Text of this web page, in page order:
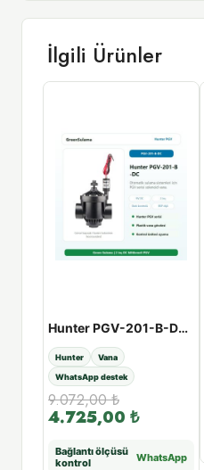
İlgili Ürünler
Hunter PGV-201-B-DC 9V Solenoid Vana
Hunter
Vana
WhatsApp destek
9.072,00₺
4.725,00 ₺
Bağlantı ölçüsü
kontrol
WhatsApp